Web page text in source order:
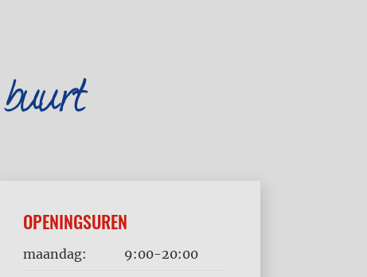
OPENINGSUREN
Dag
Time
maandag: 9:00-20:00